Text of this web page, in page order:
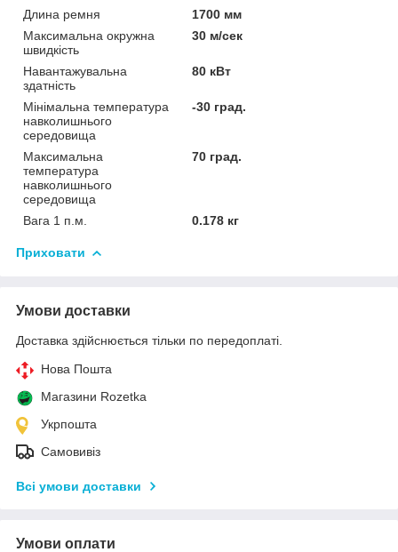
Длина ремня
1700 мм
Максимальна окружна
швидкість
30 м/сек
Навантажувальна
здатність
80 кВт
Мінімальна температура
навколишнього
середовища
-30 град.
Максимальна
температура
навколишнього
середовища
70 град.
Вага 1 п.м. 0.178 кг
Приховати
Умови доставки
Доставка здійснюється тільки по передоплаті.
Нова Пошта
Магазини Rozetka
Укрпошта
Самовивіз
Всі умови доставки
Умови оплати